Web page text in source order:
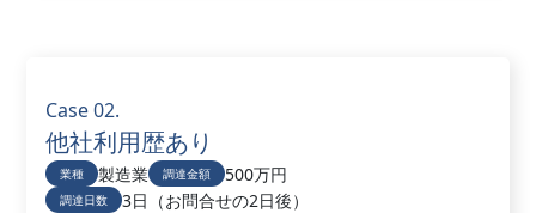
Case 02.
他社利用歴あり
業種 製造業 調達金額 500万円
調達日数 3日（お問合せの2日後）